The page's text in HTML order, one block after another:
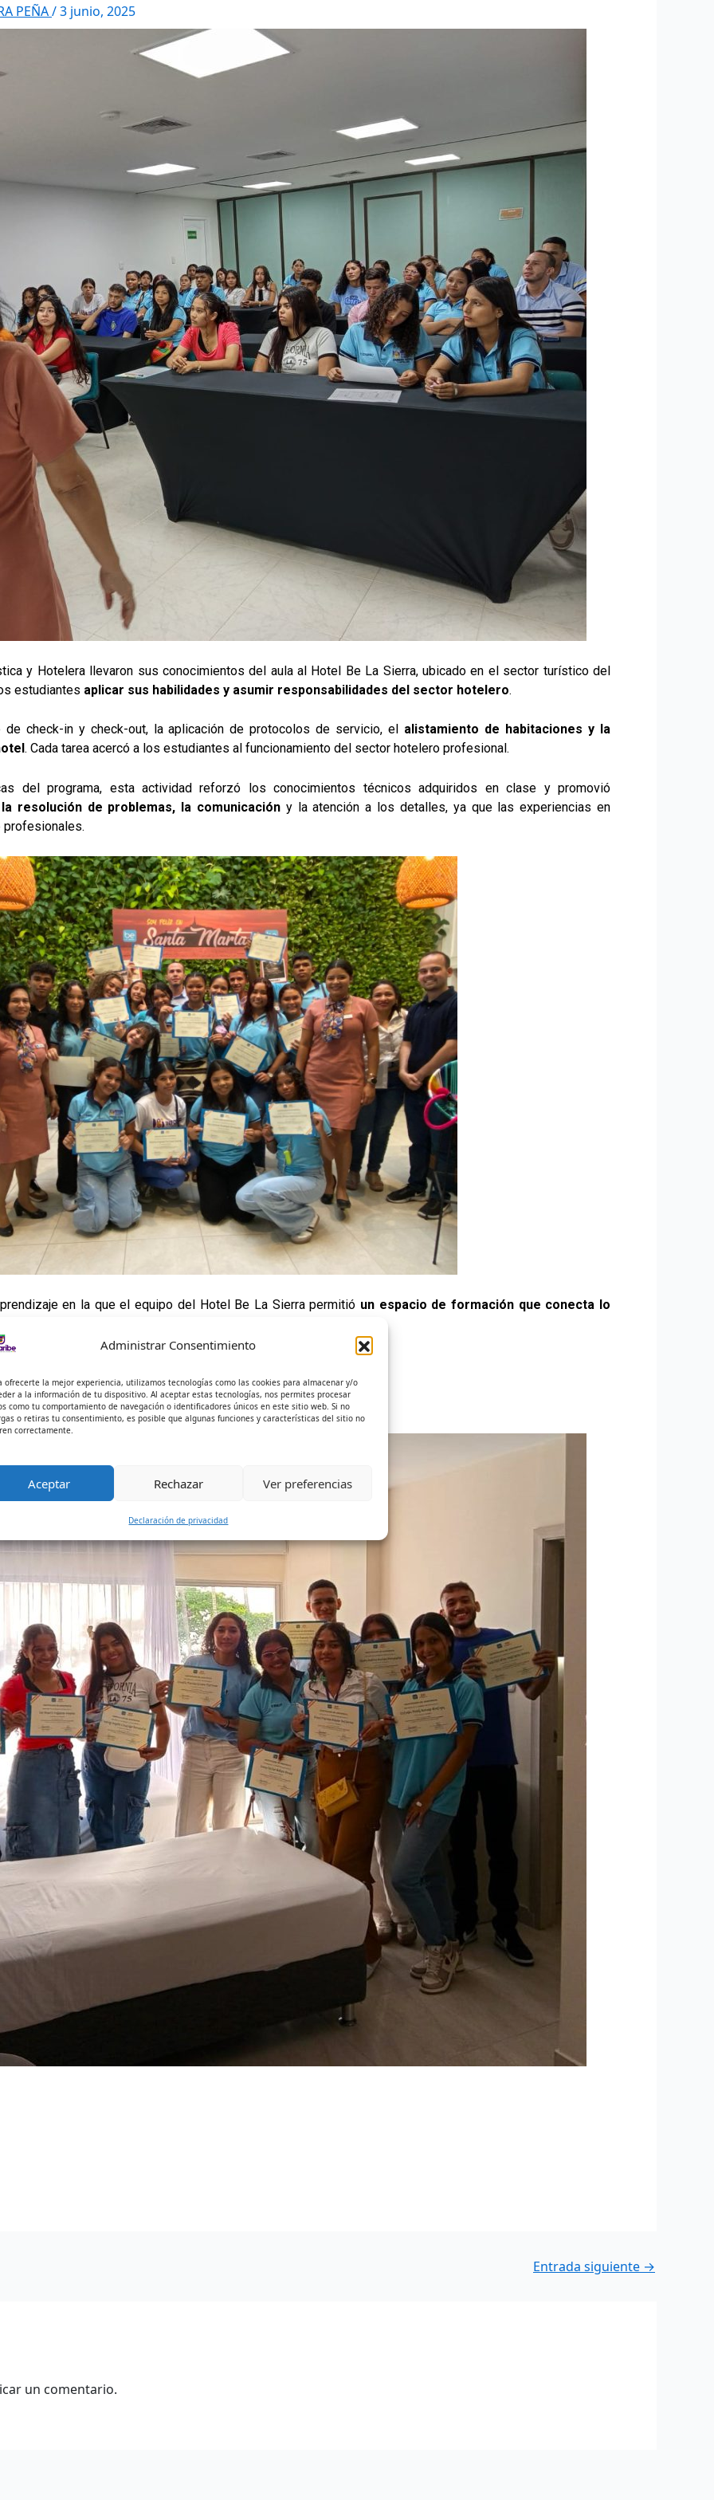
Administrar Consentimiento
ofrecerte la mejor experiencia, utilizamos tecnologías como las cookies para almacenar y/o
a la información de tu dispositivo. Al aceptar estas tecnologías, nos permites procesar
como tu comportamiento de navegación o identificadores únicos en este sitio web. Si no
o retiras tu consentimiento, es posible que algunas funciones y características del sitio no
correctamente.
Aceptar Rechazar Ver preferencias
Declaración de privacidad
PEÑA/3 junio, 2025
y Hotelera llevaron sus conocimientos del aula al Hotel Be La Sierra, ubicado en el sector turístico del
estudiantes aplicar sus habilidades y asumir responsabilidades del sector hotelero.
check-in y check-out, la aplicación de protocolos de servicio, el alistamiento de habitaciones y la
. Cada tarea acercó a los estudiantes al funcionamiento del sector hotelero profesional.
del programa, esta actividad reforzó los conocimientos técnicos adquiridos en clase y promovió
resolución de problemas, la comunicación y la atención a los detalles, ya que las experiencias en
profesionales.
en la que el equipo del Hotel Be La Sierra permitió un espacio de formación que conecta lo
Entrada siguiente →
un comentario.